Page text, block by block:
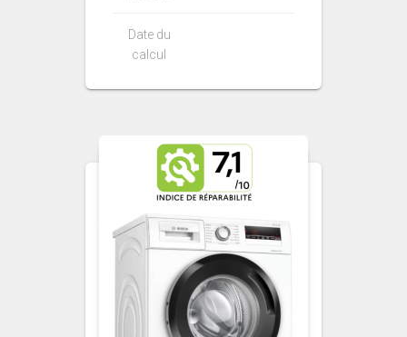
Date du
calcul